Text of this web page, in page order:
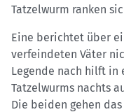
Tatzelwurm ranken
Eine berichtet über
verfeindeten Väter
Legende nach hilft in
Tatzelwurms nachts
Die beiden gehen